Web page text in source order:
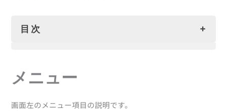
目次
ツール
グラウンド
メニュー
画面左のメニュー項目の説明です。